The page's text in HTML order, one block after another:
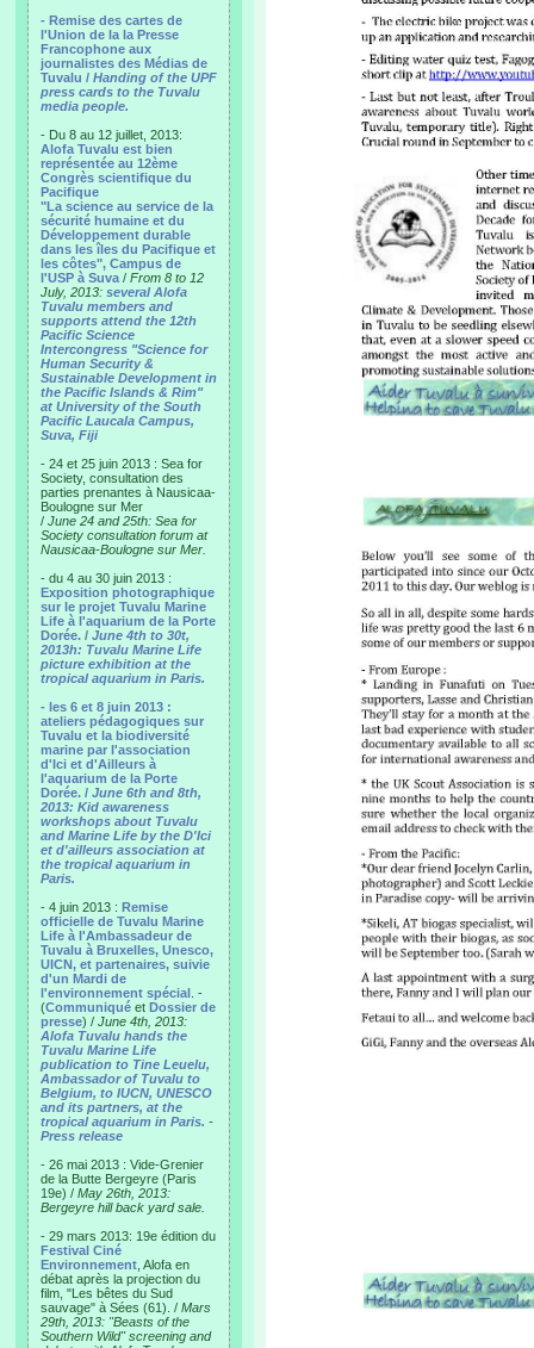
- Remise des cartes de
l'Union de la la Presse
Francophone aux
journalistes des Médias de
Tuvalu / Handing of the UPF
press cards to the Tuvalu
media people.
- Du 8 au 12 juillet, 2013:
Alofa Tuvalu est bien
représentée au 12ème
Congrès scientifique du
Pacifique
"La science au service de la
sécurité humaine et du
Développement durable
dans les îles du Pacifique et
les côtes", Campus de
l'USP à Suva / From 8 to 12
July, 2013: several Alofa
Tuvalu members and
supports attend the 12th
Pacific Science
Intercongress "Science for
Human Security &
Sustainable Development in
the Pacific Islands & Rim"
at University of the South
Pacific Laucala Campus,
Suva, Fiji
- 24 et 25 juin 2013 : Sea for
Society, consultation des
parties prenantes à Nausicaa-
Boulogne sur Mer
/ June 24 and 25th: Sea for
Society consultation forum at
Nausicaa-Boulogne sur Mer.
- du 4 au 30 juin 2013 :
Exposition photographique
sur le projet Tuvalu Marine
Life à l'aquarium de la Porte
Dorée. / June 4th to 30t,
2013h: Tuvalu Marine Life
picture exhibition at the
tropical aquarium in Paris.
- les 6 et 8 juin 2013 :
ateliers pédagogiques sur
Tuvalu et la biodiversité
marine par l'association
d'Ici et d'Ailleurs à
l'aquarium de la Porte
Dorée. / June 6th and 8th,
2013: Kid awareness
workshops about Tuvalu
and Marine Life by the D'Ici
et d'ailleurs association at
the tropical aquarium in
Paris.
- 4 juin 2013 : Remise
officielle de Tuvalu Marine
Life à l'Ambassadeur de
Tuvalu à Bruxelles, Unesco,
UICN, et partenaires, suivie
d'un Mardi de
l'environnement spécial . -
(Communiqué et Dossier de
presse) / June 4th, 2013:
Alofa Tuvalu hands the
Tuvalu Marine Life
publication to Tine Leuelu,
Ambassador of Tuvalu to
Belgium, to IUCN, UNESCO
and its partners, at the
tropical aquarium in Paris. -
Press release
- 26 mai 2013 : Vide-Grenier
de la Butte Bergeyre (Paris
19e) / May 26th, 2013:
Bergeyre hill back yard sale.
- 29 mars 2013: 19e édition du
Festival Ciné
Environnement , Alofa en
débat après la projection du
film, "Les bêtes du Sud
sauvage" à Sées (61). / Mars
29th, 2013: "Beasts of the
Southern Wild" screening and